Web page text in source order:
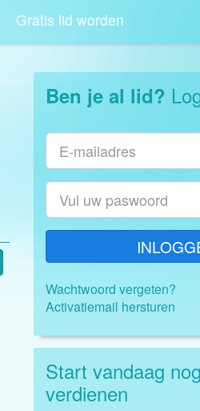
Gratis lid worden
Ben je al lid?
Wachtwoord vergeten?
Activatiemail hersturen
Start vandaag
verdienen